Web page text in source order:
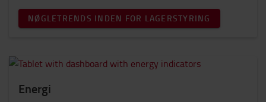
NØGLETRENDS INDEN FOR LAGERSTYRING
Energi